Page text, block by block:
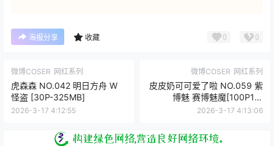
海报分享 收藏 0 0
微博COSER 网红系列
虎森森 NO.042 明日方舟 W
怪盗 [30P-325MB]
2026-3-17 4:12:55
微博COSER 网红系列
皮皮奶可可爱了啦 NO.059 紫
博魅 赛博魅魔[100P1V-
1.36GB]VIP
2026-3-17 4:13:06